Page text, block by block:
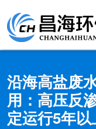
沿海高盐废
用：高压反
定运行5年以